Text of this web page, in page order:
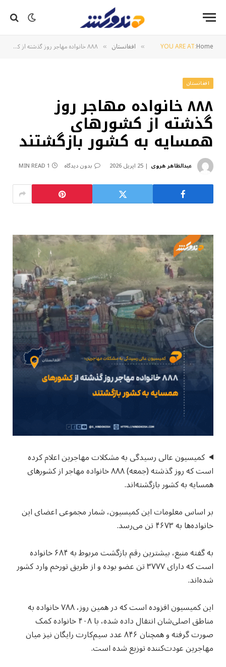
YOU ARE AT:Home
» افغانستان » ۸۸۸ خانواده مهاجر روز گذشته از کشورهای همسایه به کشور بازگشتند
افغانستان
۸۸۸ خانواده مهاجر روز
گذشته از کشورهای
همسایه به کشور بازگشتند
عبدالظاهر هروی 25 اپریل 2026 بدون دیدگاه 1 MIN READ
کمیسیون عالی رسیدگی به مشکلات مهاجرین اعلام کرده
است که روز گذشته (جمعه) ۸۸۸ خانواده مهاجر از کشورهای
همسایه به کشور بازگشته‌اند.
بر اساس معلومات این کمیسیون، شمار مجموعی اعضای این
خانواده‌ها به ۴۶۷۳ تن می‌رسد.
به گفته منبع، بیشترین رقم بازگشت مربوط به ۶۸۴ خانواده
است که دارای ۳۷۷۷ تن عضو بوده و از طریق تورخم وارد کشور
شده‌اند.
این کمیسیون افزوده است که در همین روز، ۷۸۸ خانواده به
مناطق اصلی‌شان انتقال داده شده، با ۴۰۸ خانواده کمک
صورت گرفته و همچنان ۸۴۶ عدد سیم‌کارت رایگان نیز میان
مهاجرین عودت‌کننده توزیع شده است.